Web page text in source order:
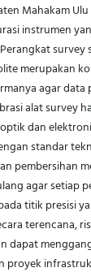
Mahakam
instrumen
survey
merupakan
agar
alat survey
dan
standar
pembersihan
agar setiap
titik presisi
terencana,
dapat
proyek